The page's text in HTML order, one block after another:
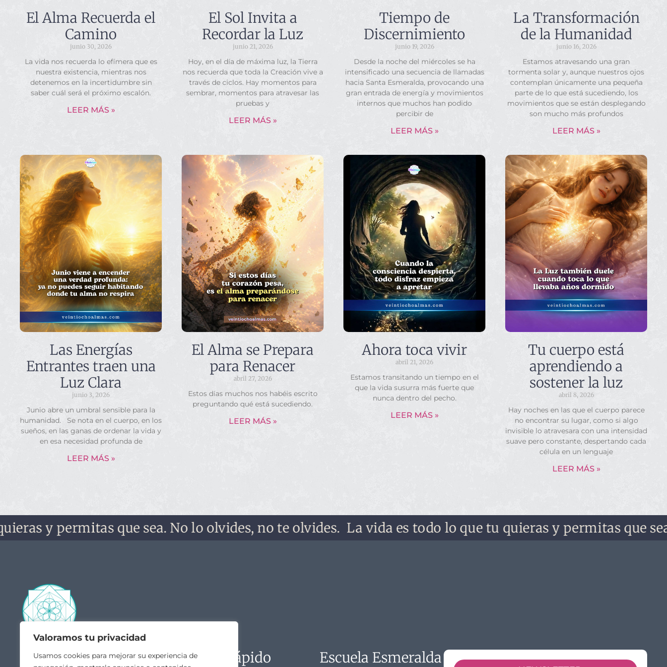
Valoramos tu privacidad
Usamos cookies para mejorar su experiencia de
El Alma Recuerda el
Camino
junio 30, 2026
La vida nos recuerda lo efímera que es
nuestra existencia, mientras nos
detenemos en la incertidumbre sin
saber cuál será el próximo escalón.
LEER MÁS »
El Sol Invita a
Recordar la Luz
junio 21, 2026
Hoy, en el día de máxima luz, la Tierra
nos recuerda que toda la Creación vive a
través de ciclos. Hay momentos para
sembrar, momentos para atravesar las
pruebas y
LEER MÁS »
Tiempo de
Discernimiento
junio 19, 2026
Desde la noche del miércoles se ha
intensificado una secuencia de llamadas
hacia Santa Esmeralda, provocando una
gran entrada de energía y movimientos
internos que muchos han podido
percibir de
LEER MÁS »
La Transformación
de la Humanidad
junio 16, 2026
Estamos atravesando una gran
tormenta solar y, aunque nuestros ojos
contemplan únicamente una pequeña
parte de lo que está sucediendo, los
movimientos que se están desplegando
son mucho más profundos
LEER MÁS »
Las Energías
Entrantes traen una
Luz Clara
junio 3, 2026
Junio abre un umbral sensible para la
humanidad. Se nota en el cuerpo, en los
sueños, en las ganas de ordenar la vida y
en esa necesidad profunda de
LEER MÁS »
El Alma se Prepara
para Renacer
abril 27, 2026
Estos días muchos nos habéis escrito
preguntando qué está sucediendo.
LEER MÁS »
Ahora toca vivir
abril 21, 2026
Estamos transitando un tiempo en el
que la vida susurra más fuerte que
nunca dentro del pecho.
LEER MÁS »
Tu cuerpo está
aprendiendo a
sostener la luz
abril 8, 2026
Hay noches en las que el cuerpo parece
no encontrar su lugar, como si algo
invisible lo atravesara con una intensidad
suave pero constante, despertando cada
célula en un lenguaje
LEER MÁS »
y permitas que sea. No lo olvides, no te olvides.La vida es todo lo que tu quieras y permitas que sea.
Contacto
Acceso rápido Escuela Esmeralda